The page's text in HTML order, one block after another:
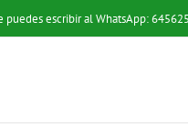
escribir al WhatsApp:
los usuarios; esto nos ayuda
los usuarios. Puede activar